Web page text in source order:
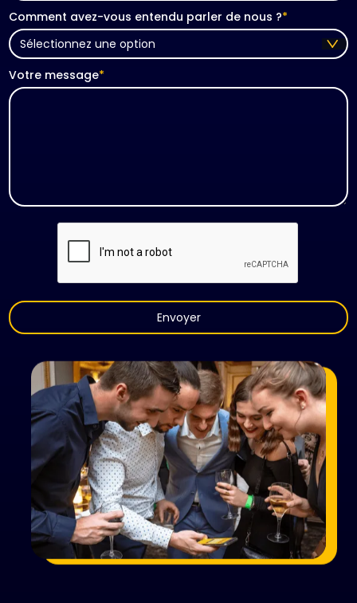
Comment avez-vous entendu parler de nous ?*
Votre message*